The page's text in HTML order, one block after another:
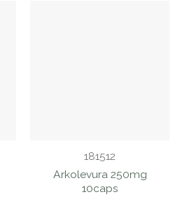
181512
Arkolevura 250mg
10caps